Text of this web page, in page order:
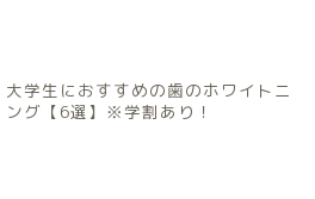
大学生におすすめの歯のホワイトニ
ング【6選】※学割あり！